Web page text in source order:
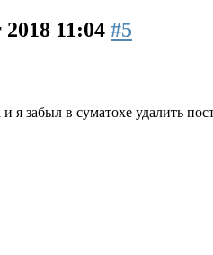
2018 11:04 #5
я забыл в суматохе удалить